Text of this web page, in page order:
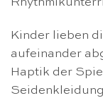
Kinder lieben
aufeinander
Haptik der